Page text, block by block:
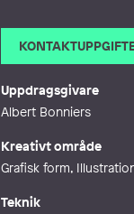
Webb http://
Uppdragsgivare
Albert Bonniers
Kreativt område
Grafisk form,
Teknik